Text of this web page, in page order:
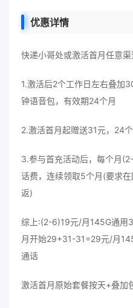
优惠详情
快递小哥处或激活首月任意
1.激活后2个工作日左右叠加
钟语音包，有效期24个月
2.激活首月起赠送31元，24
3.参与首充活动后，每个月
话费，连续领取5个月(要求
返)
综上:(2-6)19元/月145G通用
月开始29+31-31=29元/月
通话
激活首月原始套餐按天+叠加